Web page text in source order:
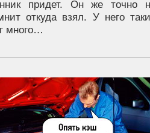
придет. Он же точно
откуда взял. У него
много…